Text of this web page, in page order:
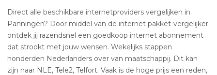
Direct alle beschikbare internetproviders vergelijken in
Panningen? Door middel van de internet pakket-vergelijker
ontdek jij razendsnel een goedkoop internet abonnement
dat strookt met jouw wensen. Wekelijks stappen
honderden Nederlanders over van maatschappij. Dit kan
zijn naar NLE, Tele2, Telfort. Vaak is de hoge prijs een reden,